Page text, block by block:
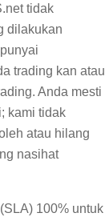
tidak
dilakukan
trading kan atau
Anda mesti
kami tidak
atau hilang
nasihat
100% untuk